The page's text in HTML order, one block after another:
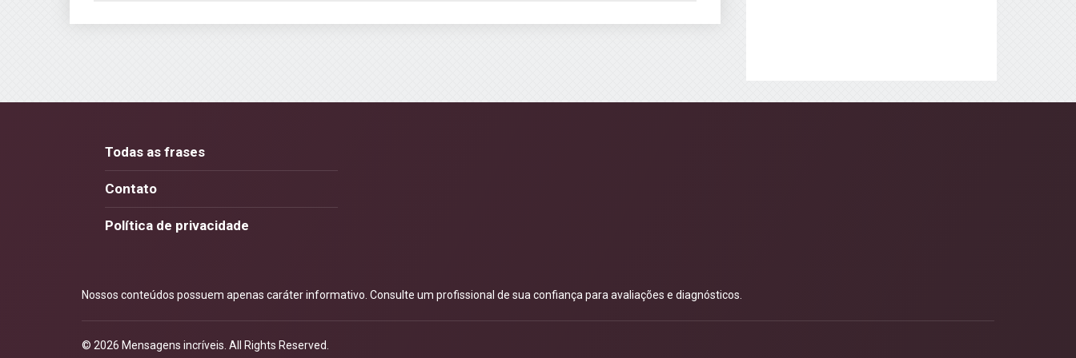
Todas as frases
Contato
Política de privacidade
Nossos conteúdos possuem apenas caráter informativo. Consulte um profissional de sua confiança para avaliações e diagnósticos.
© 2026 Mensagens incríveis . All Rights Reserved.